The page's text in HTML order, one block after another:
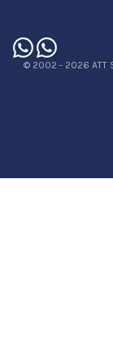
© 2002 - 2026 ATT